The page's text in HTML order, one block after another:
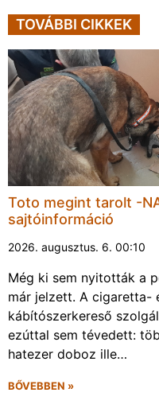
TOVÁBBI CIKKEK
Toto megint tarolt -
sajtóinformáció
2026. augusztus. 6. 00:10
Még ki sem nyitották a
már jelzett. A cigaretta-
kábítószerkereső
ezúttal sem tévedett:
hatezer doboz ille…
BŐVEBBEN »